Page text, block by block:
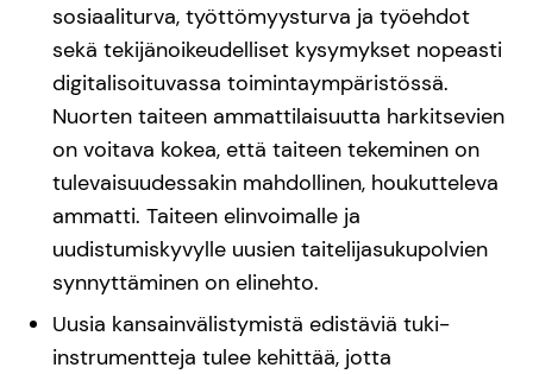
sosiaaliturva, työttömyysturva ja työehdot
sekä tekijänoikeudelliset kysymykset nopeasti
digitalisoituvassa toimintaympäristössä.
Nuorten taiteen ammattilaisuutta harkitsevien
on voitava kokea, että taiteen tekeminen on
tulevaisuudessakin mahdollinen, houkutteleva
ammatti. Taiteen elinvoimalle ja
uudistumiskyvylle uusien taitelijasukupolvien
synnyttäminen on elinehto.
Uusia kansainvälistymistä edistäviä tuki-
instrumentteja tulee kehittää, jotta